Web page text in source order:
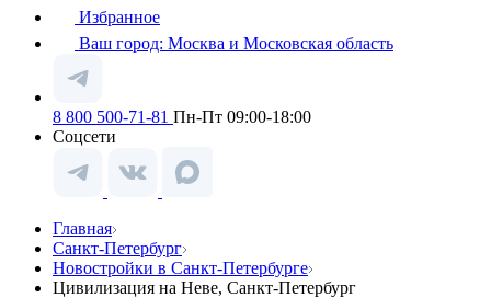
Избранное
Ваш город: Москва и Московская область
8 800 500-71-81 Пн-Пт 09:00-18:00
Соцсети
Главная
Санкт-Петербург
Новостройки в Санкт-Петербурге
Цивилизация на Неве, Санкт-Петербург